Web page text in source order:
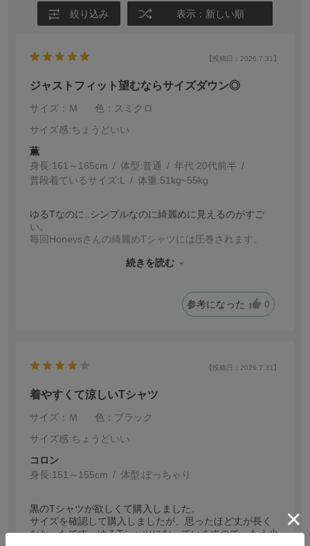
絞り込み 表示：新しい順
【投稿日：2026.7.31】
ジャストフィット望むならサイズダウン◎
サイズ：Ｍ
色：スミクロ
サイズ感:ちょうどいい
薫
身長:161～165cm 体型:普通 年代:20代前半
普段着ているサイズ:L 体重:51kg~55kg
ゆるTなのに..シンプルなのに綺麗めに見えるのがすご
い。
毎回Honeysさんの綺麗めTシャツには圧巻されます。
今回も1サイズダウンしてジャストフィットで購入。肌触
続きを読む
参考になった 0
【投稿日：2026.7.31】
着やすくて涼しいTシャツ
サイズ：Ｍ
色：ブラック
サイズ感:ちょうどいい
コロン
身長:151～155cm 体型:ぽっちゃり
黒のTシャツが欲しくて購入しました。
サイズを確認して購入しましたが、思ったほど丈が長く
なかったです。ゆるTシャツになっていますので、もう少